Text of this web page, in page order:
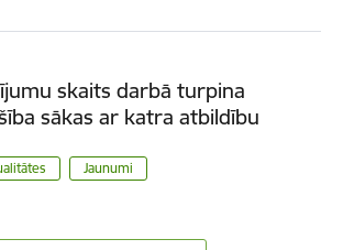
skaits darbā turpina
sākas ar katra atbildību
Jaunumi